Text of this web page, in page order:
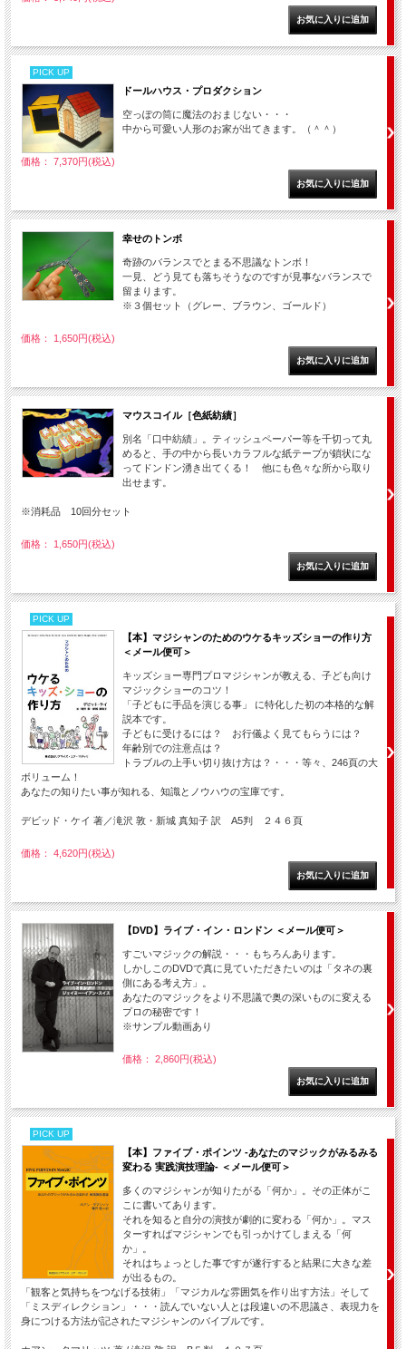
PICK UP
ドールハウス・プロダクション
空っぽの筒に魔法のおまじない・・・
中から可愛い人形のお家が出てきます。（＾＾）
価格： 7,370円(税込)
幸せのトンボ
奇跡のバランスでとまる不思議なトンボ！
一見、どう見ても落ちそうなのですが見事なバランスで
留まります。
※３個セット（グレー、ブラウン、ゴールド）
価格： 1,650円(税込)
マウスコイル［色紙紡績］
別名「口中紡績」。ティッシュペーパー等を千切って丸
めると、手の中から長いカラフルな紙テープが鎖状にな
ってドンドン湧き出てくる！ 他にも色々な所から取り
出せます。
※消耗品 10回分セット
価格： 1,650円(税込)
PICK UP
【本】マジシャンのためのウケるキッズショーの作り方
＜メール便可＞
キッズショー専門プロマジシャンが教える、子ども向け
マジックショーのコツ！
「子どもに手品を演じる事」 に特化した初の本格的な解
説本です。
子どもに受けるには？ お行儀よく見てもらうには？
年齢別での注意点は？
トラブルの上手い切り抜け方は？・・・等々、246頁の大
ボリューム！
あなたの知りたい事が知れる、知識とノウハウの宝庫です。
デビッド・ケイ 著／滝沢 敦・新城 真知子 訳 A5判 ２４６頁
価格： 4,620円(税込)
【DVD】ライブ・イン・ロンドン ＜メール便可＞
すごいマジックの解説・・・もちろんあります。
しかしこのDVDで真に見ていただきたいのは「タネの裏
側にある考え方」。
あなたのマジックをより不思議で奥の深いものに変える
プロの秘密です！
※サンプル動画あり
価格： 2,860円(税込)
PICK UP
【本】ファイブ・ポインツ -あなたのマジックがみるみる
変わる 実践演技理論- ＜メール便可＞
多くのマジシャンが知りたがる「何か」。その正体がこ
こに書いてあります。
それを知ると自分の演技が劇的に変わる「何か」。マス
ターすればマジシャンでも引っかけてしまえる「何
か」。
それはちょっとした事ですが遂行すると結果に大きな差
が出るもの。
「観客と気持ちをつなげる技術」「マジカルな雰囲気を作り出す方法」そして
「ミスディレクション」・・・読んでいない人とは段違いの不思議さ、表現力を
身につける方法が記されたマジシャンのバイブルです。